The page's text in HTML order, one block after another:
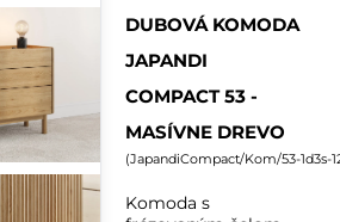
DUBOVÁ KOMODA
JAPANDI
COMPACT 53 -
MASÍVNE DREVO
(JapandiCompact/Kom/53-1d3s-
Komoda s